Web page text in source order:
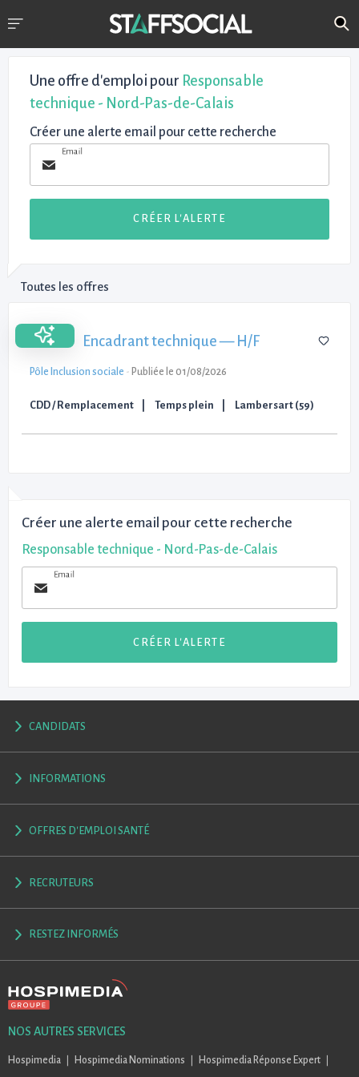
Une offre d'emploi pour Responsable
technique - Nord-Pas-de-Calais
Créer une alerte email pour cette recherche
Email
CRÉER L'ALERTE
Toutes les offres
Encadrant technique — H/F
Pôle Inclusion sociale - Publiée le 01/08/2026
CDD / Remplacement Temps plein Lambersart (59)
Créer une alerte email pour cette recherche
Responsable technique - Nord-Pas-de-Calais
Email
CRÉER L'ALERTE
CANDIDATS
INFORMATIONS
OFFRES D'EMPLOI SANTÉ
RECRUTEURS
RESTEZ INFORMÉS
NOS AUTRES SERVICES
Hospimedia Hospimedia Nominations Hospimedia Réponse Expert